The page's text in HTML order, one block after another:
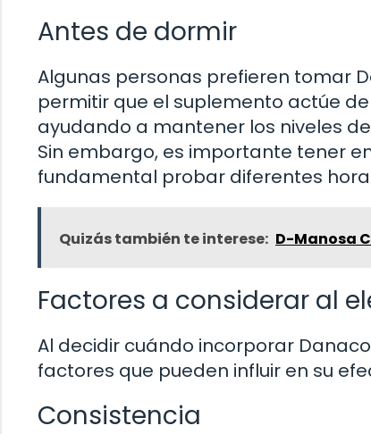
Antes de dormir
Algunas personas prefieren tomar
permitir que el suplemento actúe
ayudando a mantener los niveles
Sin embargo, es importante tener
fundamental probar diferentes
Quizás también te interese: D-Manosa
Factores a considerar al
Al decidir cuándo incorporar
factores que pueden influir en su
Consistencia